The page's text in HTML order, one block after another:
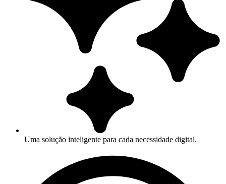
Uma solução inteligente para cada necessidade digital.